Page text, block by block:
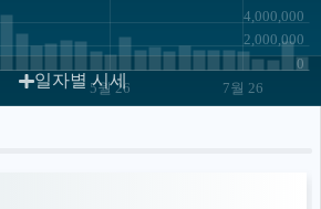
5월 26 7월 26
0
2,000,000
4,000,000
일자별 시세